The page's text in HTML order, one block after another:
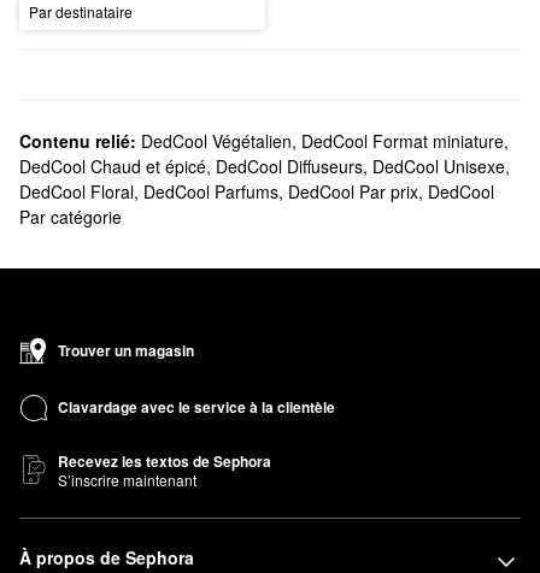
Par destinataire
Contenu relié: DedCool Végétalien, DedCool Format miniature,
DedCool Chaud et épicé, DedCool Diffuseurs, DedCool Unisexe,
DedCool Floral, DedCool Parfums, DedCool Par prix, DedCool
Par catégorie
Trouver un magasin
Clavardage avec le service à la clientèle
Recevez les textos de Sephora
S’inscrire maintenant
À propos de Sephora